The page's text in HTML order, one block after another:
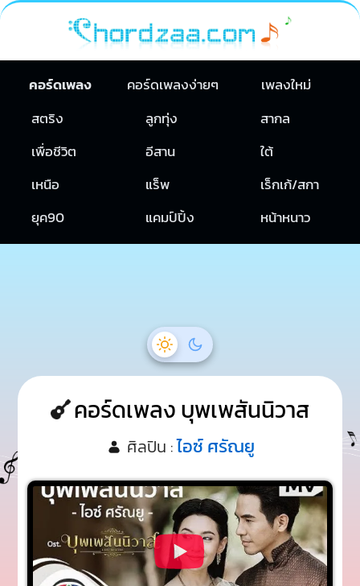
คอร์ดเพลง คอร์ดเพลงง่ายๆ
เพลงใหม่
สตริง
ลูกทุ่ง
สากล
เพื่อชีวิต
อีสาน
ใต้
เหนือ
แร็พ
เร็กเก้/สกา
ยุค90
แคมป์ปิ้ง หน้าหนาว
คอร์ดเพลง บุพเพสันนิวาส
ศิลปิน :ไอซ์ ศรัณยู